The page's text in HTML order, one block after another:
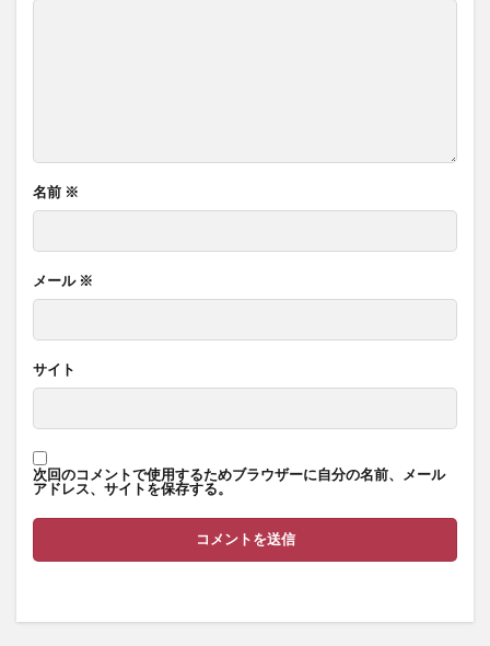
名前 ※
メール ※
サイト
次回のコメントで使用するためブラウザーに自分の名前、メール
アドレス、サイトを保存する。